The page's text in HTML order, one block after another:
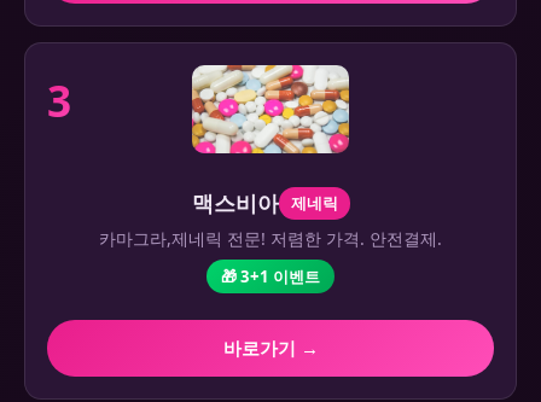
3
맥스비아 제네릭
카마그라,제네릭 전문! 저렴한 가격. 안전결제.
🎁 3+1 이벤트
바로가기 →